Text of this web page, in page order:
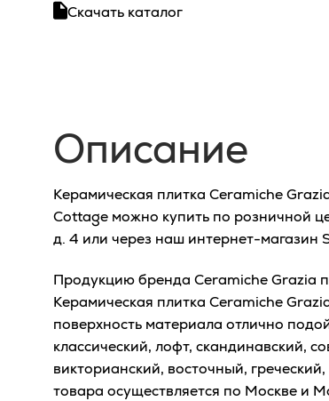
Скачать каталог
Описание
Керамическая плитка Ceramiche
Cottage можно купить по розничной
д. 4 или через наш интернет-магазин
Продукцию бренда Ceramiche Grazia
Керамическая плитка Ceramiche
поверхность материала отлично
классический, лофт, скандинавский,
викторианский, восточный,
товара осуществляется по Москве и